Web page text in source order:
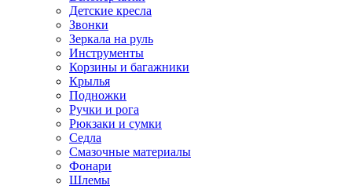
Детские кресла
Звонки
Зеркала на руль
Инструменты
Корзины и багажники
Крылья
Подножки
Ручки и рога
Рюкзаки и сумки
Седла
Смазочные материалы
Фонари
Шлемы